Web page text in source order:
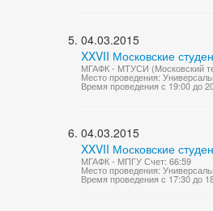
04.03.2015
XXVII Московские
МГАФК - МТУСИ (Московский
Место проведения:
Время проведения с 19:00 до
04.03.2015
XXVII Московские
МГАФК - МПГУ Счет: 66:59
Место проведения:
Время проведения с 17:30 до